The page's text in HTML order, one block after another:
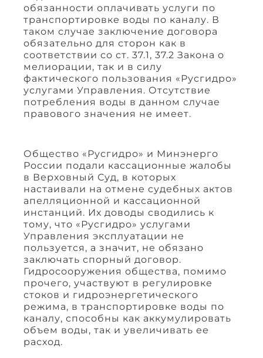
обязанности оплачивать услуги по
транспортировке воды по каналу. В
таком случае заключение договора
обязательно для сторон как в
соответствии со ст. 37.1, 37.2 Закона о
мелиорации, так и в силу
фактического пользования «Русгидро»
услугами Управления. Отсутствие
потребления воды в данном случае
правового значения не имеет.
Общество «Русгидро» и Минэнерго
России подали кассационные жалобы
в Верховный Суд, в которых
настаивали на отмене судебных актов
апелляционной и кассационной
инстанций. Их доводы сводились к
тому, что «Русгидро» услугами
Управления эксплуатации не
пользуется, а значит, не обязано
заключать спорный договор.
Гидросооружения общества, помимо
прочего, участвуют в регулировке
стоков и гидроэнергетического
режима, в транспортировке воды по
каналу, способны как аккумулировать
объем воды, так и увеличивать ее
расход.